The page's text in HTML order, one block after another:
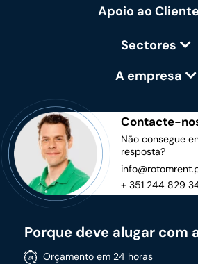
Apoio ao Cliente
Sectores
A empresa
Contacte-
Não consegue
resposta?
+ 351 244 829
Porque deve alugar com
Orçamento em 24 horas